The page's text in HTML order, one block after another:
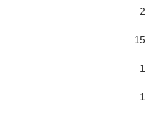
2
15
1
1